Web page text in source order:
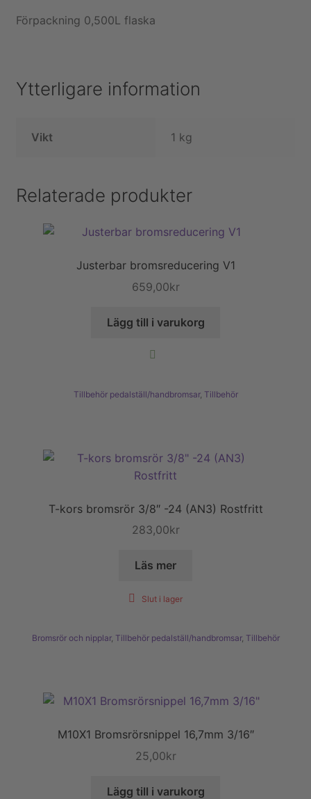
Förpackning 0,500L flaska
Ytterligare information
Vikt 1 kg
Relaterade produkter
Justerbar bromsreducering V1
659,00kr
Lägg till i varukorg
Tillbehör pedalställ/handbromsar, Tillbehör
T-kors bromsrör 3/8″ -24 (AN3) Rostfritt
283,00kr
Läs mer
Slut i lager
Bromsrör och nipplar, Tillbehör pedalställ/handbromsar, Tillbehör
M10X1 Bromsrörsnippel 16,7mm 3/16″
25,00kr
Lägg till i varukorg